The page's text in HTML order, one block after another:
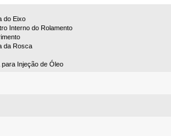
do Eixo
Interno do Rolamento
da Rosca
para Injeção de Óleo